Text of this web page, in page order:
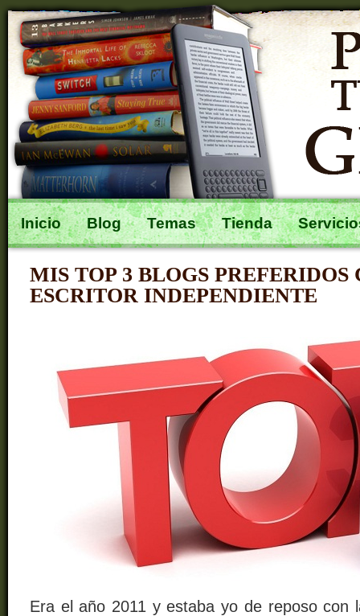
Inicio Blog Temas Tienda
MIS TOP 3 BLOGS PREFERIDOS
ESCRITOR INDEPENDIENTE
Era el año 2011 y estaba yo de reposo con